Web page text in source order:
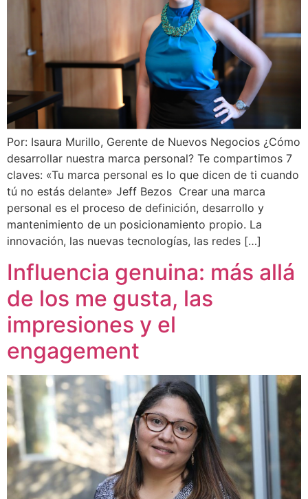
Por: Isaura Murillo, Gerente de Nuevos Negocios ¿Cómo
desarrollar nuestra marca personal? Te compartimos 7
claves: «Tu marca personal es lo que dicen de ti cuando
tú no estás delante» Jeff Bezos Crear una marca
personal es el proceso de definición, desarrollo y
mantenimiento de un posicionamiento propio. La
innovación, las nuevas tecnologías, las redes […]
Influencia genuina: más allá
de los me gusta, las
impresiones y el
engagement